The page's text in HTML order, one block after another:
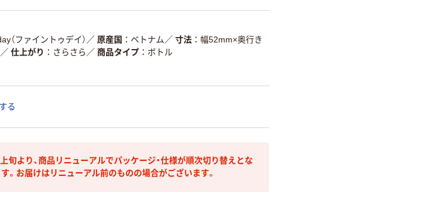
（ファイントゥデイ） ／ 原産国 ベトナム ／ 寸法
幅52mm×奥行き
／ 仕上がり さらさら ／ 商品タイプ
ボトル
る
旬より、商品リニューアルでパッケージ・仕様が順次切り替えとな
。お届けはリニューアル前のものの場合がございます。